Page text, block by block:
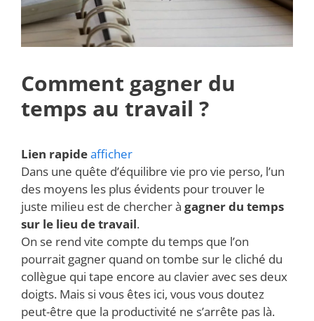
Comment gagner du
temps au travail ?
Lien rapideafficher
Dans une quête d’équilibre vie pro vie perso, l’un
des moyens les plus évidents pour trouver le
juste milieu est de chercher à gagner du temps
sur le lieu de travail.
On se rend vite compte du temps que l’on
pourrait gagner quand on tombe sur le cliché du
collègue qui tape encore au clavier avec ses deux
doigts. Mais si vous êtes ici, vous vous doutez
peut-être que la productivité ne s’arrête pas là.